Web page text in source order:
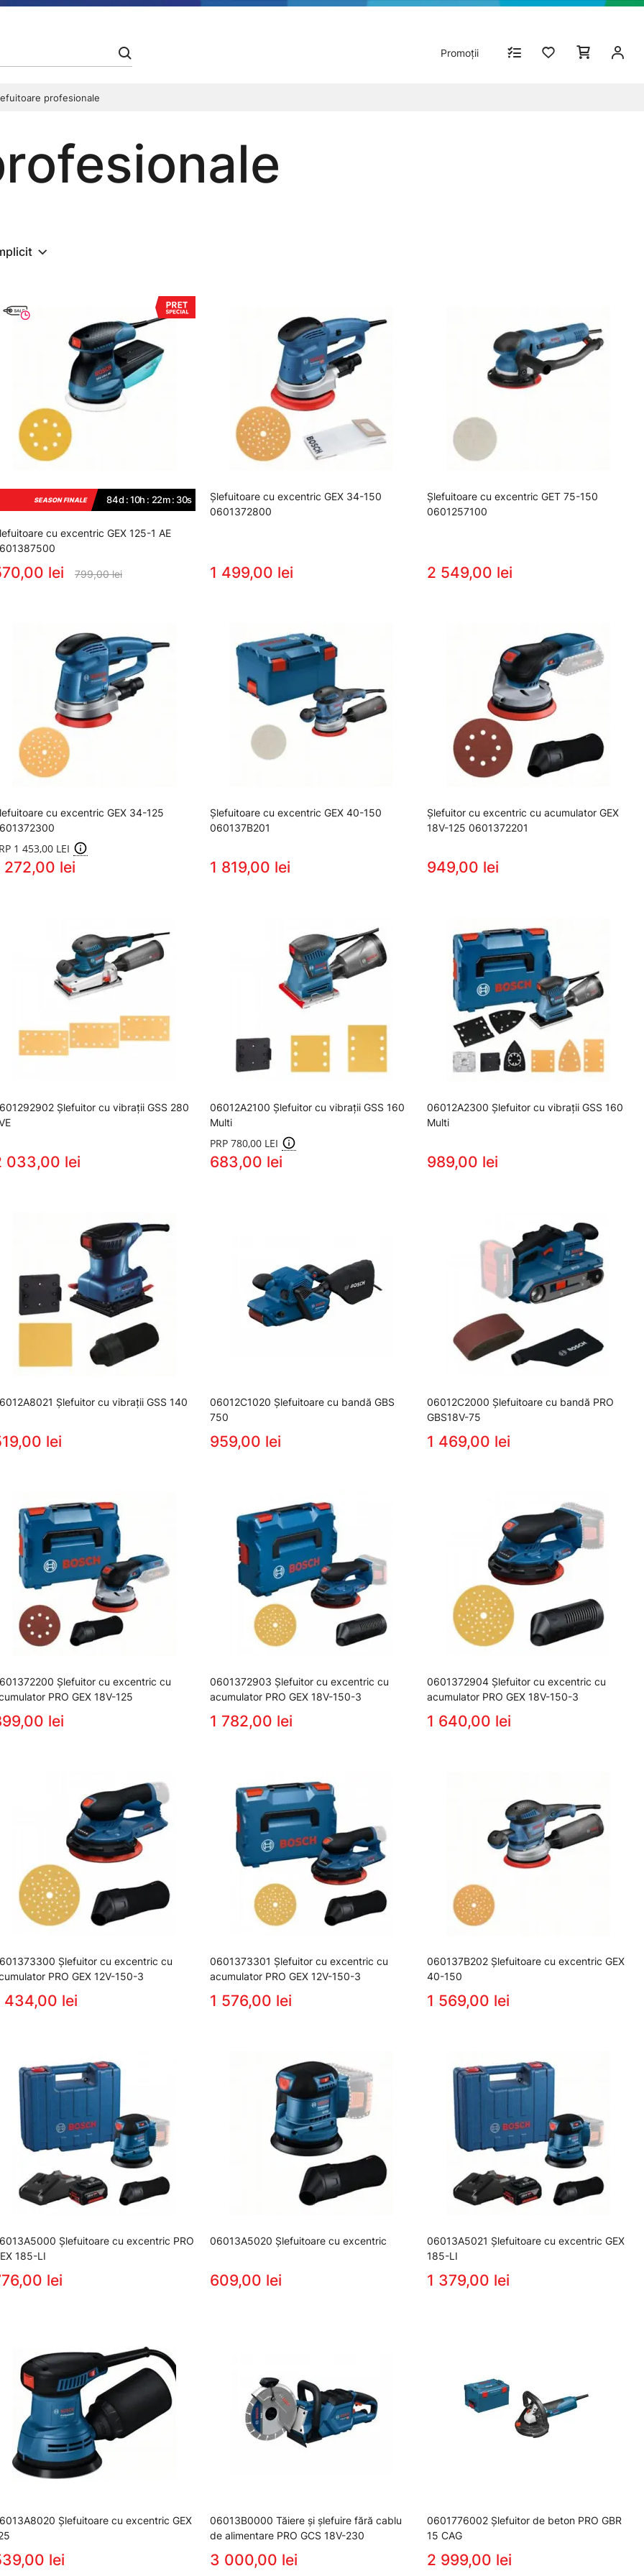
Promoții
profesionale
SEASON FINALE 84d : 10h : 22m : 29s
cu excentric GEX 125-1 AE
lei 799,00 lei
Şlefuitoare cu excentric GEX 34-150
0601372800
1 499,00 lei
Şlefuitoare cu excentric GET 75-150
0601257100
2 549,00 lei
cu excentric GEX 34-125
1 453,00 LEI
272,00 lei
Şlefuitoare cu excentric GEX 40-150
060137B201
1 819,00 lei
Şlefuitor cu excentric cu acumulator GEX
18V-125 0601372201
949,00 lei
Şlefuitor cu vibraţii GSS 280
033,00 lei
06012A2100 Şlefuitor cu vibraţii GSS 160
Multi
PRP 780,00 LEI
683,00 lei
06012A2300 Şlefuitor cu vibraţii GSS 160
Multi
989,00 lei
Şlefuitor cu vibraţii GSS 140
lei
06012C1020 Şlefuitoare cu bandă GBS
750
959,00 lei
06012C2000 Şlefuitoare cu bandă PRO
GBS18V-75
1 469,00 lei
Şlefuitor cu excentric cu
PRO GEX 18V-125
lei
0601372903 Şlefuitor cu excentric cu
acumulator PRO GEX 18V-150-3
1 782,00 lei
0601372904 Şlefuitor cu excentric cu
acumulator PRO GEX 18V-150-3
1 640,00 lei
Şlefuitor cu excentric cu
PRO GEX 12V-150-3
434,00 lei
0601373301 Şlefuitor cu excentric cu
acumulator PRO GEX 12V-150-3
1 576,00 lei
060137B202 Şlefuitoare cu excentric GEX
40-150
1 569,00 lei
Şlefuitoare cu excentric PRO
185-LI
lei
06013A5020 Şlefuitoare cu excentric
609,00 lei
06013A5021 Şlefuitoare cu excentric GEX
185-LI
1 379,00 lei
Şlefuitoare cu excentric GEX
lei
06013B0000 Tăiere şi şlefuire fără cablu
de alimentare PRO GCS 18V-230
3 000,00 lei
0601776002 Şlefuitor de beton PRO GBR
15 CAG
2 999,00 lei